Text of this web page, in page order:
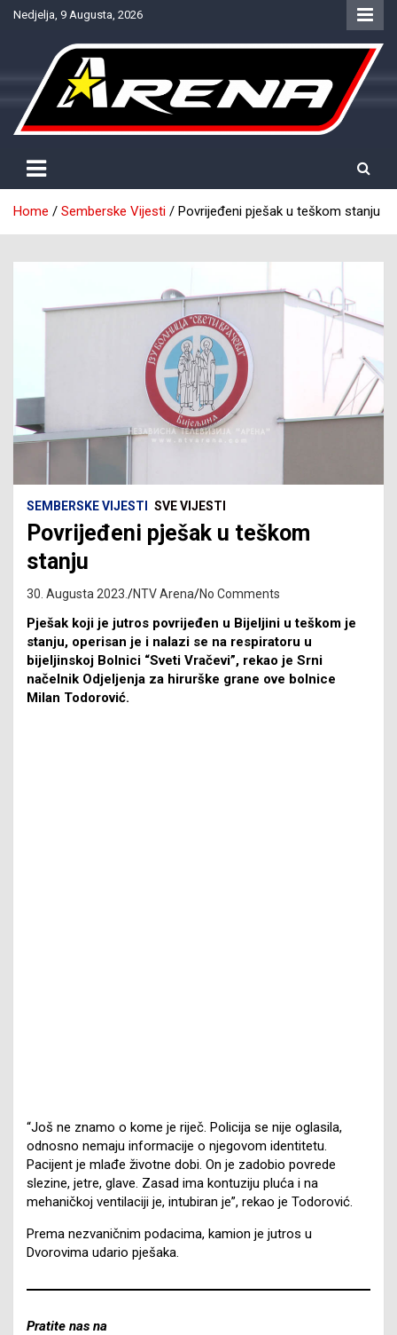
SkipNedjelja, 9 Augusta, 2026
NTV Arena
Home Semberske Vijesti Povrijeđeni pješak u teškom stanju
SEMBERSKE VIJESTI SVE VIJESTI
Povrijeđeni pješak u teškom
stanju
30. Augusta 2023. NTV Arena No Comments
Pješak koji je jutros povrijeđen u Bijeljini u teškom je
stanju, operisan je i nalazi se na respiratoru u
bijeljinskoj Bolnici “Sveti Vračevi”, rekao je Srni
načelnik Odjeljenja za hirurške grane ove bolnice
Milan Todorović.
“Još ne znamo o kome je riječ. Policija se nije oglasila,
odnosno nemaju informacije o njegovom identitetu.
Pacijent je mlađe životne dobi. On je zadobio povrede
slezine, jetre, glave. Zasad ima kontuziju pluća i na
mehaničkoj ventilaciji je, intubiran je”, rekao je Todorović.
Prema nezvaničnim podacima, kamion je jutros u
Dvorovima udario pješaka.
Pratite nas na